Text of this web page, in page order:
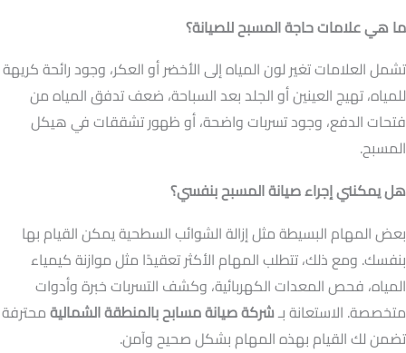
ما هي علامات حاجة المسبح للصيانة؟
تشمل العلامات تغير لون المياه إلى الأخضر أو العكر، وجود رائحة كريهة
للمياه، تهيج العينين أو الجلد بعد السباحة، ضعف تدفق المياه من
فتحات الدفع، وجود تسربات واضحة، أو ظهور تشققات في هيكل
المسبح.
هل يمكنني إجراء صيانة المسبح بنفسي؟
بعض المهام البسيطة مثل إزالة الشوائب السطحية يمكن القيام بها
بنفسك. ومع ذلك، تتطلب المهام الأكثر تعقيدًا مثل موازنة كيمياء
المياه، فحص المعدات الكهربائية، وكشف التسربات خبرة وأدوات
متخصصة. الاستعانة بـشركة صيانة مسابح بالمنطقة الشماليةمحترفة
تضمن لك القيام بهذه المهام بشكل صحيح وآمن.